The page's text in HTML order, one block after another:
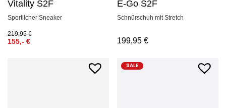
Vitality S2F
Sportlicher Sneaker
219,95€
155,- €
E-Go S2F
Schnürschuh mit Stretch
199,95€
SALE